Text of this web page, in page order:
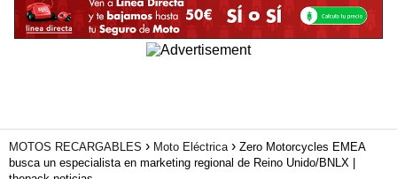
MOTOS RECARGABLES Moto Eléctrica
Zero Motorcycles EMEA
busca un especialista en marketing regional de Reino Unido/BNLX |